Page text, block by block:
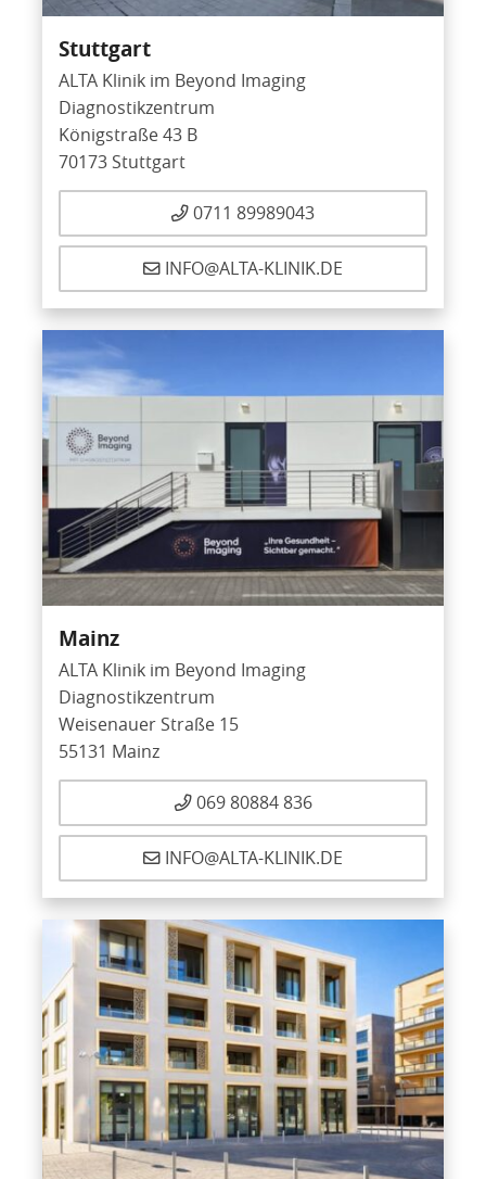
Stuttgart
ALTA Klinik im Beyond Imaging
Diagnostikzentrum
Königstraße 43 B
70173 Stuttgart
0711 89989043
INFO@ALTA-KLINIK.DE
Mainz
ALTA Klinik im Beyond Imaging
Diagnostikzentrum
Weisenauer Straße 15
55131 Mainz
069 80884 836
INFO@ALTA-KLINIK.DE